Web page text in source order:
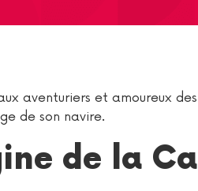
aventuriers et amoureux
de son navire.
de la